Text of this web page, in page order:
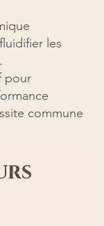
les
pour
commune